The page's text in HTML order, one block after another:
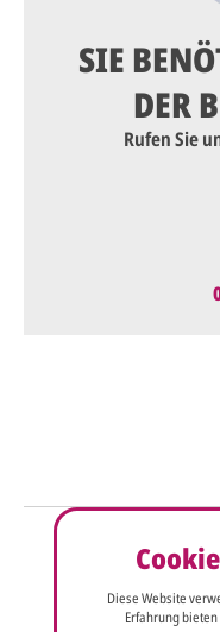
SIE
DER
Rufen Sie
So
Diese Website
Erfahrung